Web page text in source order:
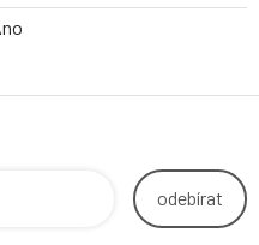
odebírat